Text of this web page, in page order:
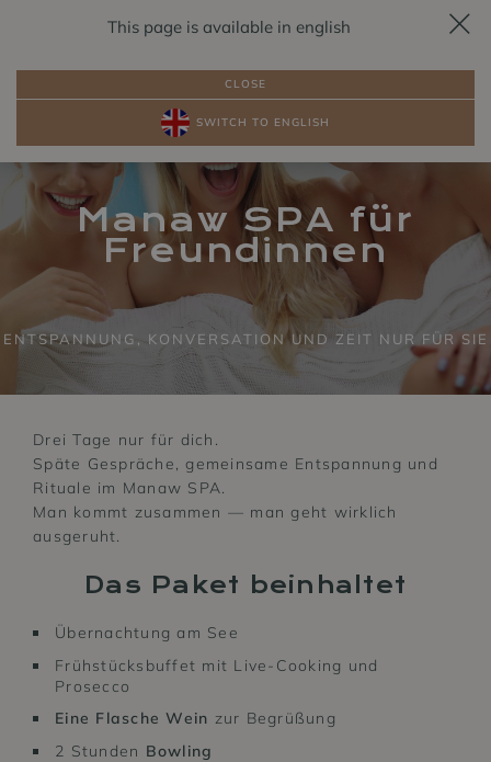
BUCH
PAKETE ZIMMER AM SEE
Manaw SPA für
Freundinnen
ENTSPANNUNG, KONVERSATION UND ZEIT NUR FÜR SIE
Drei Tage nur für dich.
Späte Gespräche, gemeinsame Entspannung und
Rituale im Manaw SPA.
Man kommt zusammen — man geht wirklich
ausgeruht.
Das Paket beinhaltet
Übernachtung am See
Frühstücksbuffet mit Live-Cooking und
Prosecco
Eine Flasche Wein zur Begrüßung
2 Stunden Bowling
This page is available in english
CLOSE
SWITCH TO ENGLISH